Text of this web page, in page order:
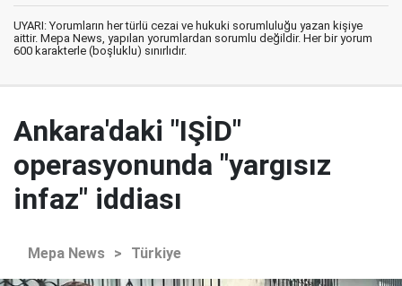
UYARI: Yorumların her türlü cezai ve hukuki sorumluluğu yazan kişiye
aittir. Mepa News, yapılan yorumlardan sorumlu değildir. Her bir yorum
600 karakterle (boşluklu) sınırlıdır.
Ankara'daki "IŞİD"
operasyonunda "yargısız
infaz" iddiası
Mepa News > Türkiye